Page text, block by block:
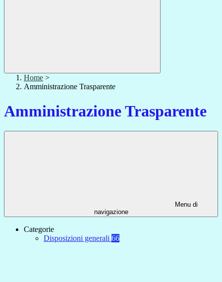
Home >
Amministrazione Trasparente
Amministrazione Trasparente
Menu di
navigazione
Categorie
Disposizioni generali 66